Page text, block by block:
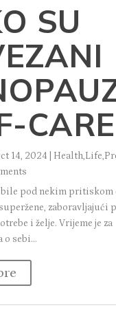
SU
CARE
14, 2024 Health,Life,
bile pod nekim pritiskom
zaboravljajući
i želje. Vrijeme je za
o sebi...